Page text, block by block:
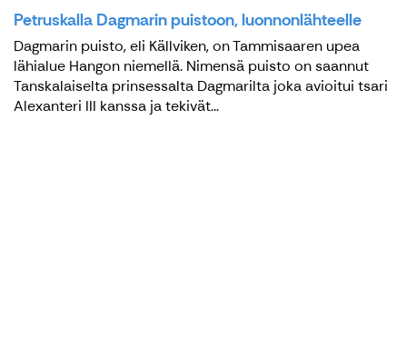
Petruskalla Dagmarin puistoon, luonnonlähteelle
Dagmarin puisto, eli Källviken, on Tammisaaren upea
lähialue Hangon niemellä. Nimensä puisto on saannut
Tanskalaiselta prinsessalta Dagmarilta joka avioitui tsari
Alexanteri III kanssa ja tekivät...